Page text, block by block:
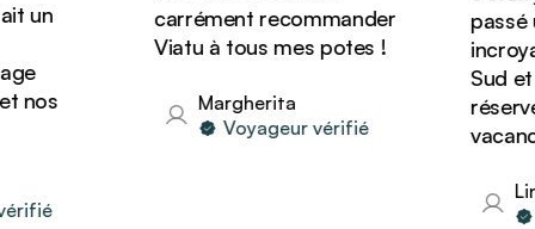
un
nos
carrément recommander
Viatu à tous mes potes !
Margherita
Voyageur vérifié
passé
Sud et